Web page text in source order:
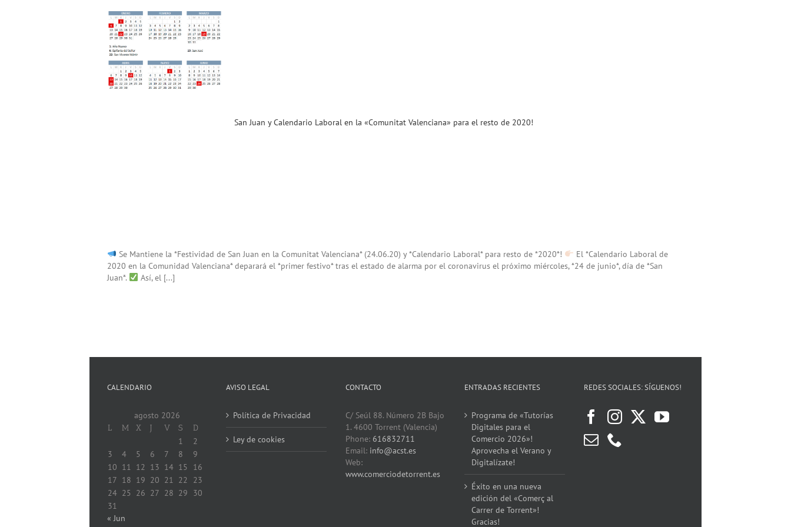
San Juan y Calendario Laboral en la «Comunitat Valenciana» para el resto de 2020!
Se Mantiene la *Festividad de San Juan en la Comunitat Valenciana* (24.06.20) y *Calendario Laboral* para resto de *2020*!
El *Calendario Laboral de
2020 en la Comunidad Valenciana* deparará el *primer festivo* tras el estado de alarma por el coronavirus el próximo miércoles, *24 de junio*, día de *San
Juan*.
Así, el [...]
CALENDARIO
agosto 2026
L M X J V S D
1
2
3
4 5 6 7 8
9
10 11 12 13 14 15
16
17 18 19 20 21 22
23
24 25 26 27 28 29
30
31
« Jun
AVISO LEGAL
Política de Privacidad
Ley de cookies
CONTACTO
C/ Seúl 88. Número 2B Bajo
1. 4600 Torrent (Valencia)
Phone: 616832711
Email: info@acst.es
Web:
www.comerciodetorrent.es
ENTRADAS RECIENTES
Programa de «Tutorías
Digitales para el
Comercio 2026»!
Aprovecha el Verano y
Digitalízate!
Éxito en una nueva
edición del «Comerç al
Carrer de Torrent»!
Gracias!
REDES SOCIALES: SÍGUENOS!